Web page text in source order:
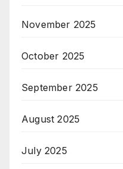
November 2025
October 2025
September 2025
August 2025
July 2025